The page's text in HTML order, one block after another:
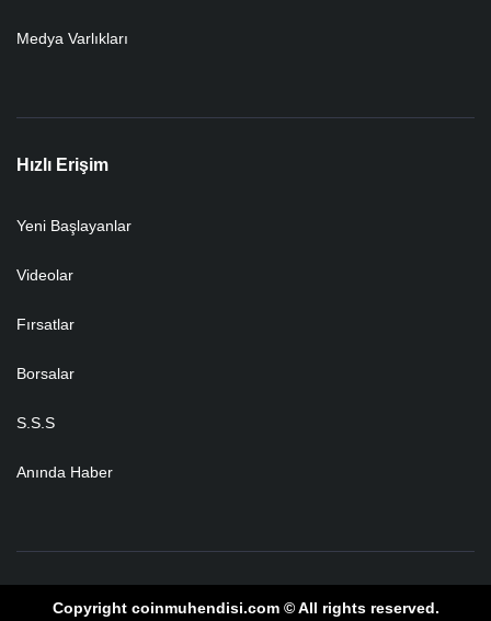
Medya Varlıkları
Hızlı Erişim
Yeni Başlayanlar
Videolar
Fırsatlar
Borsalar
S.S.S
Anında Haber
Copyright coinmuhendisi.com © All rights reserved.